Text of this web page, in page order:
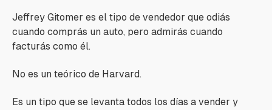
Jeffrey Gitomer es el tipo de vendedor que odiás
cuando comprás un auto, pero admirás cuando
facturás como él.
No es un teórico de Harvard.
Es un tipo que se levanta todos los días a vender y